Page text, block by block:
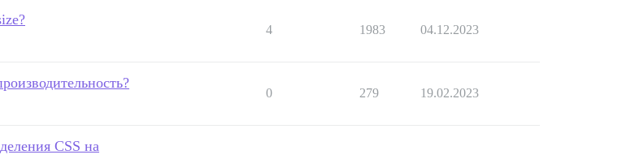
4 1983 04.12.2023
0 279 19.02.2023
CSS на